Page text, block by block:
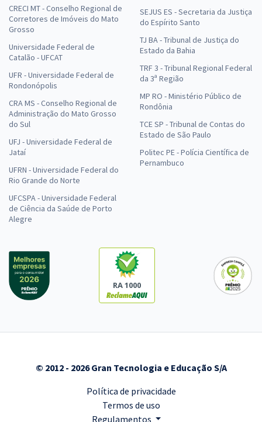
CRECI MT - Conselho Regional de
Corretores de Imóveis do Mato
Grosso
Universidade Federal de
Catalão - UFCAT
UFR - Universidade Federal de
Rondonópolis
CRA MS - Conselho Regional de
Administração do Mato Grosso
do Sul
UFJ - Universidade Federal de
Jataí
UFRN - Universidade Federal do
Rio Grande do Norte
UFCSPA - Universidade Federal
de Ciência da Saúde de Porto
Alegre
SEJUS ES - Secretaria da Justiça
do Espírito Santo
TJ BA - Tribunal de Justiça do
Estado da Bahia
TRF 3 - Tribunal Regional Federal
da 3ª Região
MP RO - Ministério Público de
Rondônia
TCE SP - Tribunal de Contas do
Estado de São Paulo
Politec PE - Polícia Científica de
Pernambuco
RA 1000
© 2012 - 2026 Gran Tecnologia e Educação S/A
Política de privacidade
Termos de uso
Regulamentos